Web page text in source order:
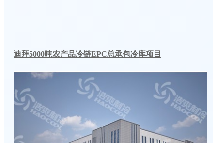
迪拜5000吨农产品冷链EPC总承包冷库项目